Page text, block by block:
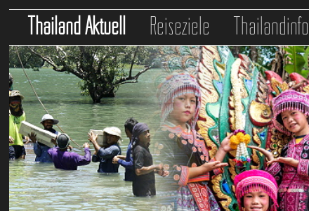
Thailand Aktuell Reiseziele